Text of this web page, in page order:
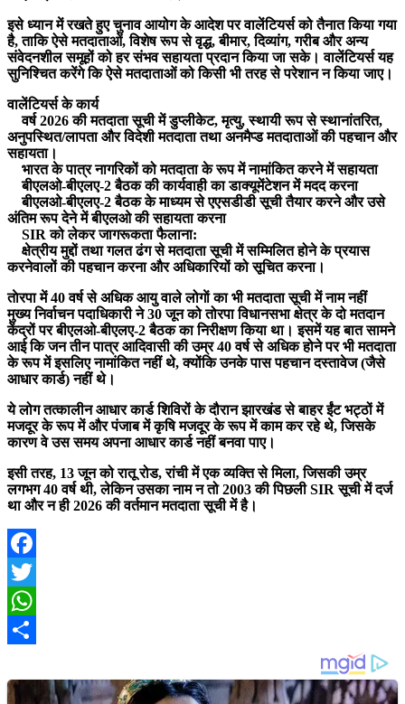
इसे ध्यान में रखते हुए चुनाव आयोग के आदेश पर वालेंटियर्स को तैनात किया गया
है, ताकि ऐसे मतदाताओं, विशेष रूप से वृद्ध, बीमार, दिव्यांग, गरीब और अन्य
संवेदनशील समूहों को हर संभव सहायता प्रदान किया जा सके। वालेंटियर्स यह
सुनिश्चित करेंगे कि ऐसे मतदाताओं को किसी भी तरह से परेशान न किया जाए।
वालेंटियर्स के कार्य
वर्ष 2026 की मतदाता सूची में डुप्लीकेट, मृत्यु, स्थायी रूप से स्थानांतरित,
अनुपस्थित/लापता और विदेशी मतदाता तथा अनमैप्ड मतदाताओं की पहचान और
सहायता।
भारत के पात्र नागरिकों को मतदाता के रूप में नामांकित करने में सहायता
बीएलओ-बीएलए-2 बैठक की कार्यवाही का डाक्यूमेंटेशन में मदद करना
बीएलओ-बीएलए-2 बैठक के माध्यम से एएसडीडी सूची तैयार करने और उसे
अंतिम रूप देने में बीएलओ की सहायता करना
SIR को लेकर जागरूकता फैलाना:
क्षेत्रीय मुद्दों तथा गलत ढंग से मतदाता सूची में सम्मिलित होने के प्रयास
करनेवालों की पहचान करना और अधिकारियों को सूचित करना।
ताेरपा में 40 वर्ष से अधिक आयु वाले लोगाें का भी मतदाता सूची में नाम नहीं
मुख्य निर्वाचन पदाधिकारी ने 30 जून को तोरपा विधानसभा क्षेत्र के दो मतदान
केंद्रों पर बीएलओ-बीएलए-2 बैठक का निरीक्षण किया था। इसमें यह बात सामने
आई कि जन तीन पात्र आदिवासी की उम्र 40 वर्ष से अधिक होने पर भी मतदाता
के रूप में इसलिए नामांकित नहीं थे, क्योंकि उनके पास पहचान दस्तावेज (जैसे
आधार कार्ड) नहीं थे।
ये लोग तत्कालीन आधार कार्ड शिविरों के दौरान झारखंड से बाहर ईंट भट्ठों में
मजदूर के रूप में और पंजाब में कृषि मजदूर के रूप में काम कर रहे थे, जिसके
कारण वे उस समय अपना आधार कार्ड नहीं बनवा पाए।
इसी तरह, 13 जून को रातू रोड, रांची में एक व्यक्ति से मिला, जिसकी उम्र
लगभग 40 वर्ष थी, लेकिन उसका नाम न तो 2003 की पिछली SIR सूची में दर्ज
था और न ही 2026 की वर्तमान मतदाता सूची में है।
Facebook
Twitter
WhatsApp